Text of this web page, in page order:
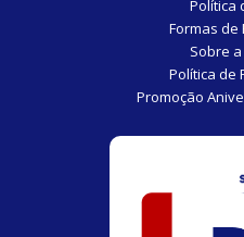
Política
Formas de
Sobre
Política de
Promoção